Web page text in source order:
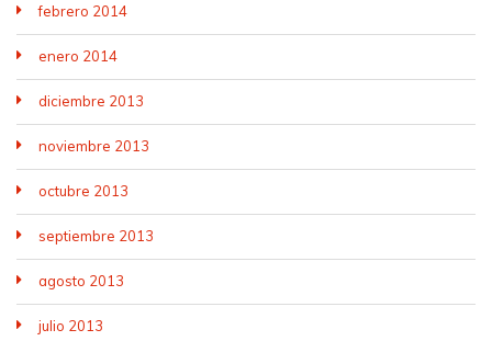
febrero 2014
enero 2014
diciembre 2013
noviembre 2013
octubre 2013
septiembre 2013
agosto 2013
julio 2013